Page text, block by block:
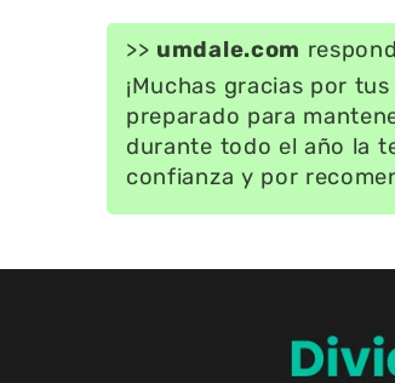
>> umdale.com
¡Muchas gracias por
preparado para
durante todo el año la
confianza y por